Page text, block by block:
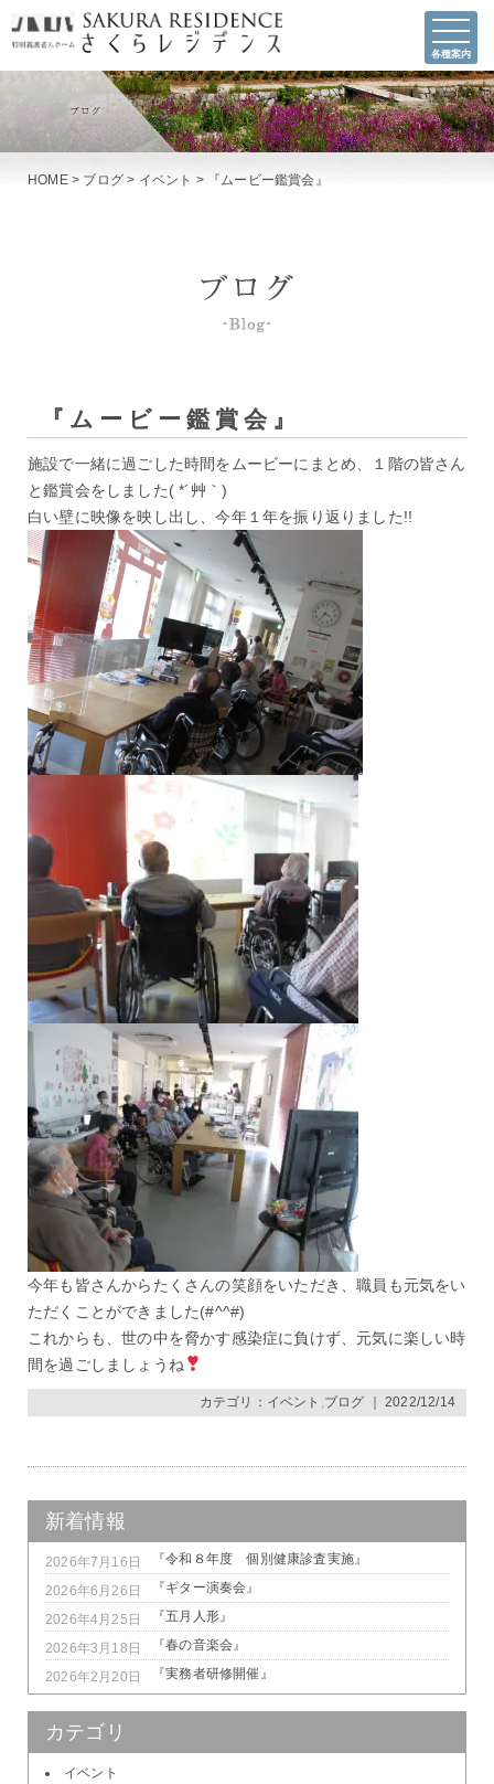
各種案内
HOME> ブログ > イベント > 『ムービー鑑賞会』
『ムービー鑑賞会』
施設で一緒に過ごした時間をムービーにまとめ、１階の皆さん
と鑑賞会をしました( *´艸｀)
白い壁に映像を映し出し、今年１年を振り返りました!!
今年も皆さんからたくさんの笑顔をいただき、職員も元気をい
ただくことができました(#^^#)
これからも、世の中を脅かす感染症に負けず、元気に楽しい時
間を過ごしましょうね
カテゴリ： イベント ,ブログ ｜ 2022/12/14
新着情報
2026年7月16日 『令和８年度 個別健康診査実施』
2026年6月26日 『ギター演奏会』
2026年4月25日 『五月人形』
2026年3月18日 『春の音楽会』
2026年2月20日 『実務者研修開催』
カテゴリ
イベント